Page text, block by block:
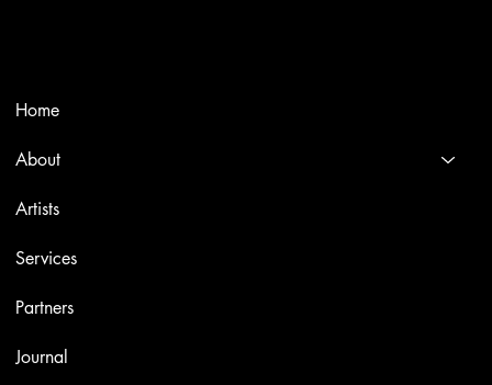
Home
About
Artists
Services
Partners
Journal